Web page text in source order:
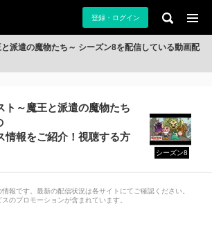
登録・ログイン
派遣の魔物たち～ シーズン8を配信している動画配
ト～魔王と派遣の魔物たち
情報をご紹介！視聴する方
シーズン8
報です。最新の配信状況は各サイトにてご確認ください。
のプロモーションが含まれています。